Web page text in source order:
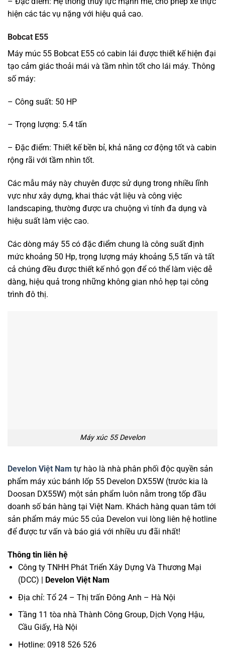
hiện các tác vụ nặng với hiệu quả cao.
Bobcat E55
Máy múc 55 Bobcat E55 có cabin lái được thiết kế hiện đại
tạo cảm giác thoải mái và tầm nhìn tốt cho lái máy. Thông
số máy:
– Công suất: 50 HP
– Trọng lượng: 5.4 tấn
– Đặc điểm: Thiết kế bền bỉ, khả năng cơ động tốt và cabin
rộng rãi với tầm nhìn tốt.
Các mẫu máy này chuyên được sử dụng trong nhiều lĩnh
vực như xây dựng, khai thác vật liệu và công việc
landscaping, thường được ưa chuộng vì tính đa dụng và
hiệu suất làm việc cao.
Các dòng máy 55 có đặc điểm chung là công suất định
mức khoảng 50 Hp, trọng lượng máy khoảng 5,5 tấn và tất
cả chúng đều được thiết kế nhỏ gọn để có thể làm việc dễ
dàng, hiệu quả trong những không gian nhỏ hẹp tại công
trình đô thị.
Máy xúc 55 Develon
Develon Việt Nam tự hào là nhà phân phối độc quyền sản
phẩm máy xúc bánh lốp 55 Develon DX55W (trước kia là
Doosan DX55W) một sản phẩm luôn nằm trong tốp đầu
doanh số bán hàng tại Việt Nam. Khách hàng quan tâm tới
sản phẩm máy múc 55 của Develon vui lòng liên hệ hotline
để được tư vấn và báo giá với nhiều ưu đãi nhất!
Thông tin liên hệ
Công ty TNHH Phát Triển Xây Dựng Và Thương Mại
(DCC) | Develon Việt Nam
Địa chỉ: Tổ 24 – Thị trấn Đông Anh – Hà Nội
Tầng 11 tòa nhà Thành Công Group, Dịch Vọng Hậu,
Cầu Giấy, Hà Nội
Hotline: 0918 526 526